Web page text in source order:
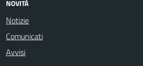
NOVITÀ
Notizie
Comunicati
Avvisi